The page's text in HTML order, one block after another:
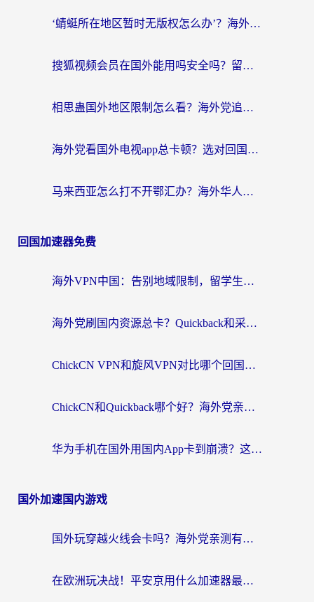
‘蜻蜓所在地区暂时无版权怎么办’？海外党看国内内容、办国内事的实用指南
搜狐视频会员在国外能用吗安全吗？留学生亲测有效的回国观影解决方案
相思蛊国外地区限制怎么看？海外党追剧听歌的终极解决方案
海外党看国外电视app总卡顿？选对回国加速器，追剧购物两不误
马来西亚怎么打不开鄂汇办？海外华人必备的回国加速指南，解决追剧、办事、阅读难题
回国加速器免费
海外VPN中国：告别地域限制，留学生与华人如何轻松刷国内剧、玩国服？
海外党刷国内资源总卡？Quickback和采集蜂好用吗？这篇指南帮你避坑
ChickCN VPN和旋风VPN对比哪个回国效果更好？海外党亲测实用指南
ChickCN和Quickback哪个好？海外党亲测回国加速器，轻松解锁国内资源（附避坑指南）
华为手机在国外用国内App卡到崩溃？这篇加速器指南帮你无缝刷剧打游戏
国外加速国内游戏
国外玩穿越火线会卡吗？海外党亲测有效的国服游戏加速指南
在欧洲玩决战！平安京用什么加速器最好用？2026实测有效的国服游戏加速指南